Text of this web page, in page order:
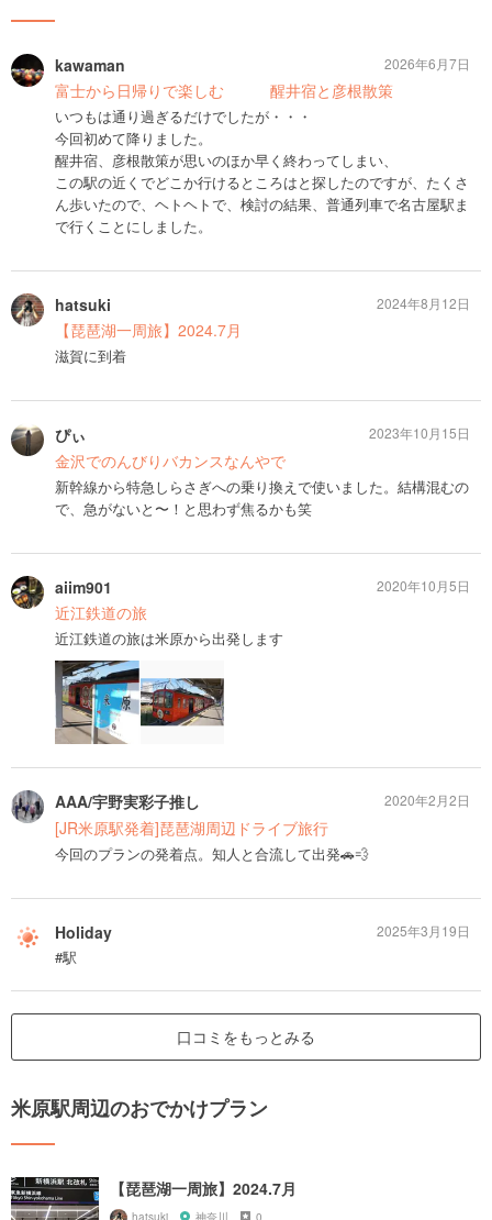
kawaman
富士から日帰りで楽しむ 醒井宿と彦根散策
いつもは通り過ぎるだけでしたが・・・
今回初めて降りました。
醒井宿、彦根散策が思いのほか早く終わってしまい、
この駅の近くでどこか行けるところはと探したのですが、たくさ
ん歩いたので、ヘトヘトで、検討の結果、普通列車で名古屋駅ま
で行くことにしました。
2026年6月7日
hatsuki
【琵琶湖一周旅】2024.7月
滋賀に到着
2024年8月12日
ぴぃ
金沢でのんびりバカンスなんやで
新幹線から特急しらさぎへの乗り換えで使いました。結構混むの
で、急がないと〜！と思わず焦るかも笑
2023年10月15日
aiim901
近江鉄道の旅
近江鉄道の旅は米原から出発します
2020年10月5日
AAA/宇野実彩子推し
[JR米原駅発着]琵琶湖周辺ドライブ旅行
今回のプランの発着点。知人と合流して出発🚗💨
2020年2月2日
Holiday
#駅
2025年3月19日
口コミをもっとみる
米原駅周辺のおでかけプラン
【琵琶湖一周旅】2024.7月